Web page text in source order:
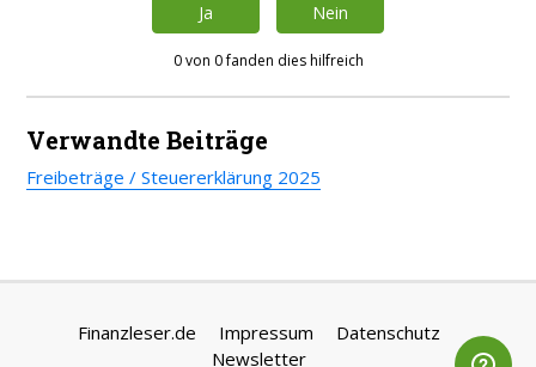
Ja Nein
0 von 0 fanden dies hilfreich
Verwandte Beiträge
Freibeträge / Steuererklärung 2025
Finanzleser.de Impressum
Datenschutz
Newsletter